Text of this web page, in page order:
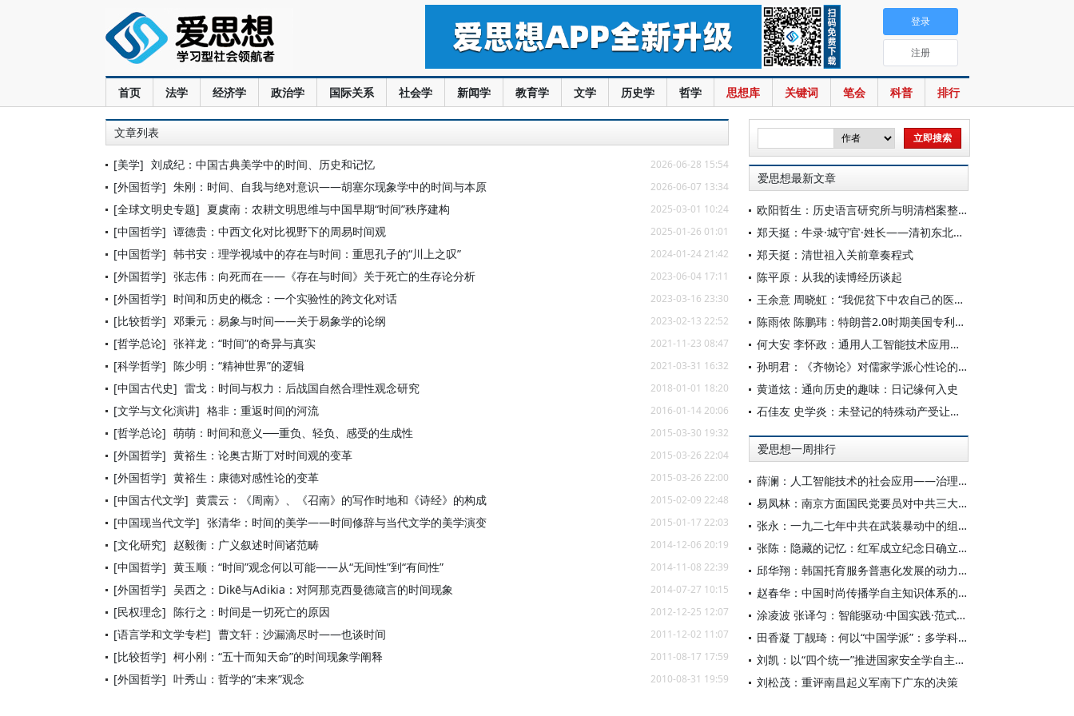
首页 法学 经济学 政治学 国际关系 社会学 新闻学 教育学 文学 历史学 哲学 思想库 关键词 笔会 科普 排行
登录
注册
文章列表
[美学] 刘成纪：中国古典美学中的时间、历史和记忆 2026-06-28 15:54
[外国哲学] 朱刚：时间、自我与绝对意识——胡塞尔现象学中的时间与本原 2026-06-07 13:34
[全球文明史专题] 夏虞南：农耕文明思维与中国早期“时间”秩序建构 2025-03-01 10:24
[中国哲学] 谭德贵：中西文化对比视野下的周易时间观 2025-01-26 01:01
[中国哲学] 韩书安：理学视域中的存在与时间：重思孔子的“川上之叹” 2024-01-24 21:42
[外国哲学] 张志伟：向死而在——《存在与时间》关于死亡的生存论分析 2023-06-04 17:11
[外国哲学] 时间和历史的概念：一个实验性的跨文化对话 2023-03-16 23:30
[比较哲学] 邓秉元：易象与时间——关于易象学的论纲 2023-02-13 22:52
[哲学总论] 张祥龙：“时间”的奇异与真实 2021-11-23 08:47
[科学哲学] 陈少明：“精神世界”的逻辑 2021-03-31 16:32
[中国古代史] 雷戈：时间与权力：后战国自然合理性观念研究 2018-01-01 18:20
[文学与文化演讲] 格非：重返时间的河流 2016-01-14 20:06
[哲学总论] 萌萌：时间和意义──重负、轻负、感受的生成性 2015-03-30 19:32
[外国哲学] 黄裕生：论奥古斯丁对时间观的变革 2015-03-26 22:04
[外国哲学] 黄裕生：康德对感性论的变革 2015-03-26 22:00
[中国古代文学] 黄震云：《周南》、《召南》的写作时地和《诗经》的构成 2015-02-09 22:48
[中国现当代文学] 张清华：时间的美学——时间修辞与当代文学的美学演变 2015-01-17 22:03
[文化研究] 赵毅衡：广义叙述时间诸范畴 2014-12-06 20:19
[中国哲学] 黄玉顺：“时间”观念何以可能——从“无间性”到“有间性” 2014-11-08 22:39
[外国哲学] 吴西之：Dikē与Adikia：对阿那克西曼德箴言的时间现象 2014-07-27 10:15
[民权理念] 陈行之：时间是一切死亡的原因 2012-12-25 12:07
[语言学和文学专栏] 曹文轩：沙漏滴尽时——也谈时间 2011-12-02 11:07
[比较哲学] 柯小刚：“五十而知天命”的时间现象学阐释 2011-08-17 17:59
[外国哲学] 叶秀山：哲学的“未来”观念 2010-08-31 19:59
爱思想最新文章
欧阳哲生：历史语言研究所与明清档案整理工作（1928-1949年）
郑天挺：牛录·城守官·姓长——清初东北的地方行政机构
郑天挺：清世祖入关前章奏程式
陈平原：从我的读博经历谈起
王余意 周晓虹：“我伲贫下中农自己的医生”——赤脚医生的视觉表征与形象建构（1965—1978）
陈雨侬 陈鹏玮：特朗普2.0时期美国专利制度的“武器化”演进与中国应对
何大安 李怀政：通用人工智能技术应用下的数字调节机制
孙明君：《齐物论》对儒家学派心性论的回应
黄道炫：通向历史的趣味：日记缘何入史
石佳友 史学炎：未登记的特殊动产受让人排除强制执行问题研究
爱思想一周排行
薛澜：人工智能技术的社会应用——治理挑战
易凤林：南京方面国民党要员对中共三大起义的反应
张永：一九二七年中共在武装暴动中的组织转型
张陈：隐藏的记忆：红军成立纪念日确立前中共对南昌起义的纪念
邱华翔：韩国托育服务普惠化发展的动力机制、制度路径与政策效应
赵春华：中国时尚传播学自主知识体系的内在逻辑与实践路径
涂凌波 张译匀：智能驱动·中国实践·范式创新：“构建中国新闻传播学自主知识体系”专题研讨会综述
田香凝 丁靓琦：何以“中国学派”：多学科视野下中国特色新闻传播学建设的研究
刘凯：以“四个统一”推进国家安全学自主知识体系构建
刘松茂：重评南昌起义军南下广东的决策